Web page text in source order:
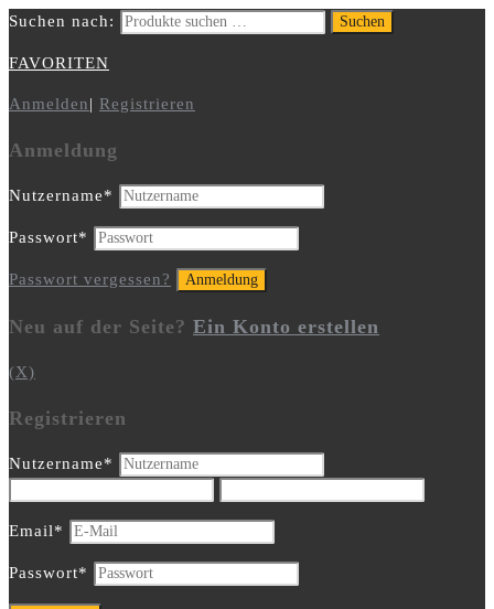
Suchen nach: Suchen
FAVORITEN
Anmelden| Registrieren
Anmeldung
Nutzername*
Passwort*
Passwort vergessen?
Neu auf der Seite? Ein Konto erstellen
(X)
Registrieren
Nutzername*
Email*
Passwort*